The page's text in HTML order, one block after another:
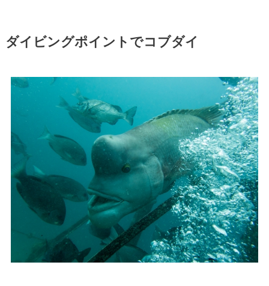
ダイビングポイントでコブダイ